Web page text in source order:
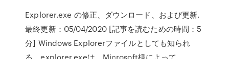
Explorer.exe の修正、ダウンロード、および更新.
最終更新：05/04/2020 [記事を読むための時間：5
分] Windows Explorerファイルとしても知られ
る、explorer.exeは、Microsoft様によって、